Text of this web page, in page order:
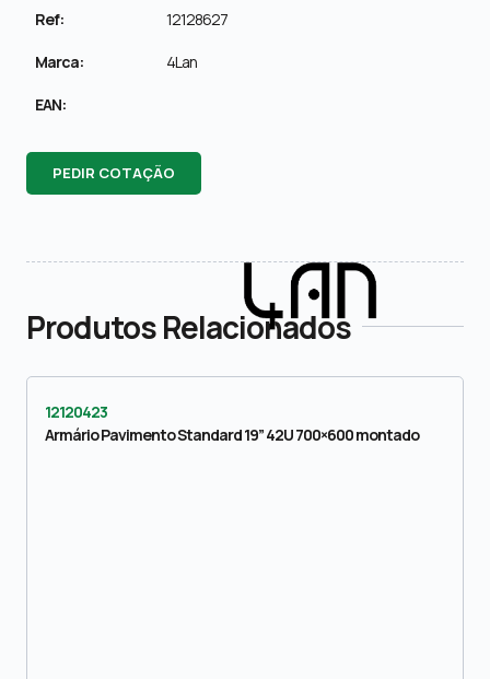
Ref: 12128627
Marca: 4Lan
EAN:
PEDIR COTAÇÃO
Produtos Relacionados
12120423
Armário Pavimento Standard 19” 42U 700×600 montado